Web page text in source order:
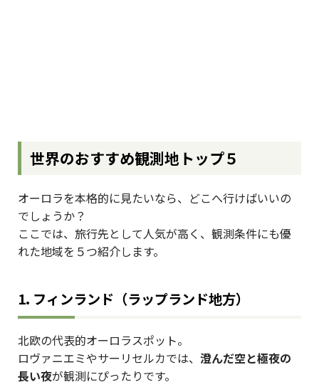
世界のおすすめ観測地トップ５
オーロラを本格的に見たいなら、どこへ行けばいいの
でしょうか？
ここでは、旅行先として人気が高く、観測条件にも優
れた地域を５つ紹介します。
1. フィンランド（ラップランド地方）
北欧の代表的オーロラスポット。
ロヴァニエミやサーリセルカでは、 澄んだ空と極夜の
長い夜が観測にぴったりです。